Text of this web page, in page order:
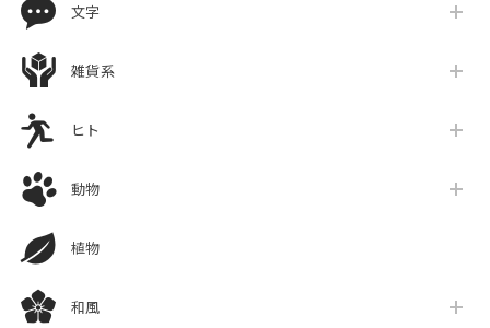
文字
雑貨系
ヒト
動物
植物
和風